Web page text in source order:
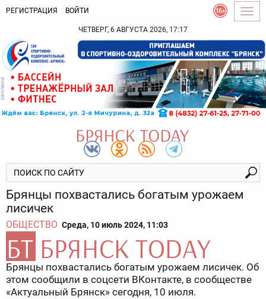
РЕГИСТРАЦИЯ ВОЙТИ
ЧЕТВЕРГ, 6 АВГУСТА 2026, 17:17
Брянцы похвастались богатым урожаем
лисичек
ОБЩЕСТВО Среда, 10 июль 2024, 11:03
Брянцы похвастались богатым урожаем лисичек. Об
этом сообщили в соцсети ВКонтакте, в сообществе
«Актуальный Брянск» сегодня, 10 июля.